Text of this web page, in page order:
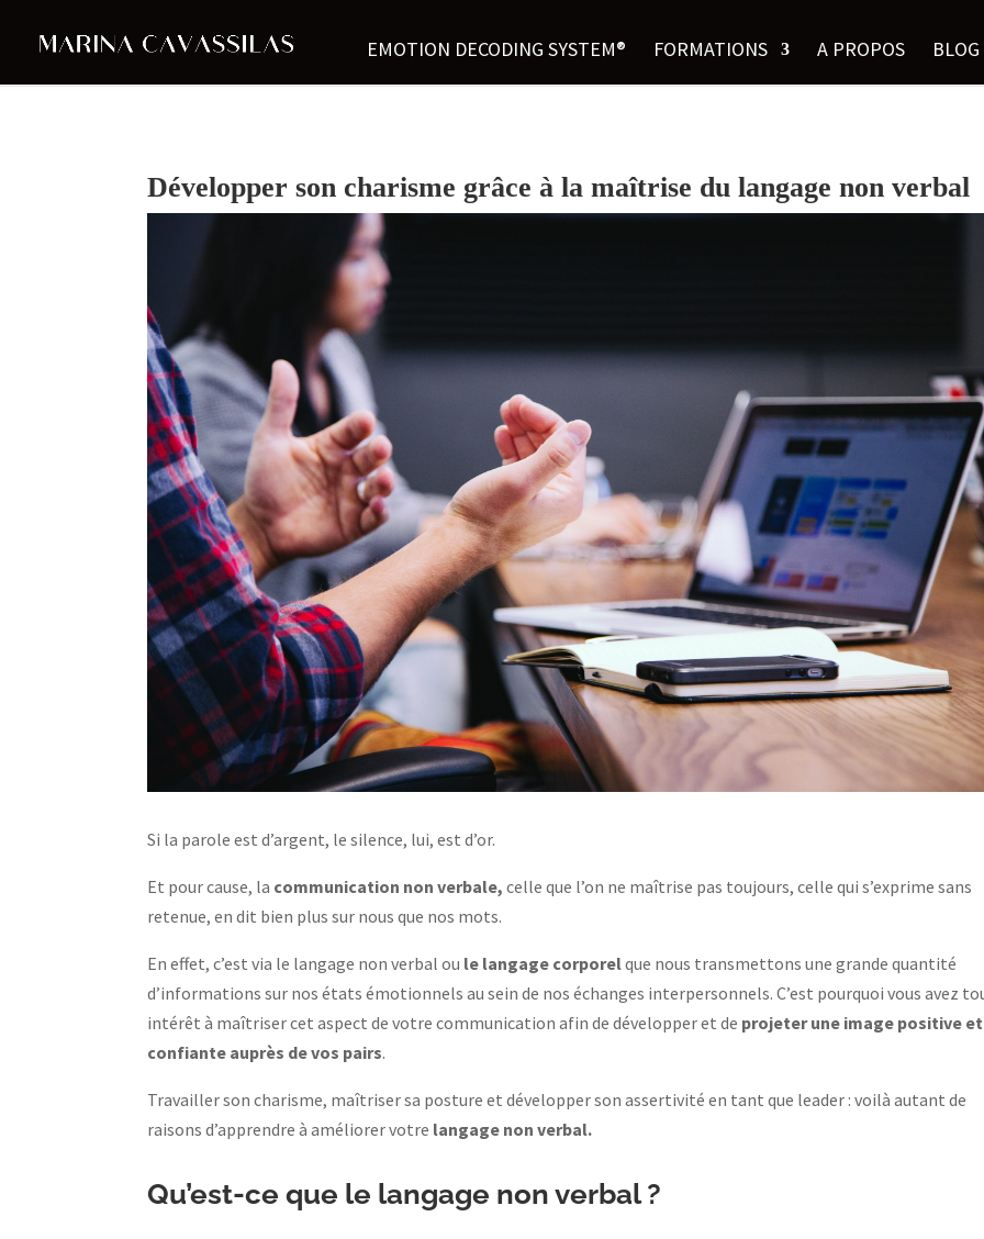
EMOTION DECODING SYSTEM® FORMATIONS A PROPOS BLOG
Développer son charisme grâce à la maîtrise du langage non verbal
Si la parole est d’argent, le silence, lui, est d’or.
Et pour cause, la communication non verbale, celle que l’on ne maîtrise pas toujours, celle qui s’exprime sans
retenue, en dit bien plus sur nous que nos mots.
En effet, c’est via le langage non verbal ou le langage corporelque nous transmettons une grande quantité
d’informations sur nos états émotionnels au sein de nos échanges interpersonnels. C’est pourquoi vous avez
intérêt à maîtriser cet aspect de votre communication afin de développer et de projeter une image positive et
confiante auprès de vos pairs.
Travailler son charisme, maîtriser sa posture et développer son assertivité en tant que leader : voilà autant de
raisons d’apprendre à améliorer votre langage non verbal.
Qu’est-ce que le langage non verbal ?